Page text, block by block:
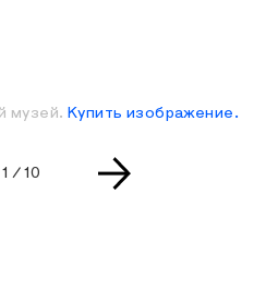
музей. Купить изображение.
Текущая страница слайдера
1 / Всего страниц слайдера
10